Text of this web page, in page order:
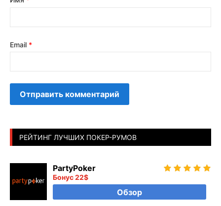
Email *
РЕЙТИНГ ЛУЧШИХ ПОКЕР-РУМОВ
PartyPoker
Бонус 22$
Обзор